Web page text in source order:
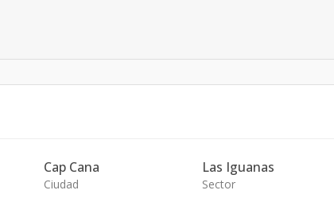
Cap Cana
Ciudad
Las Iguanas
Sector